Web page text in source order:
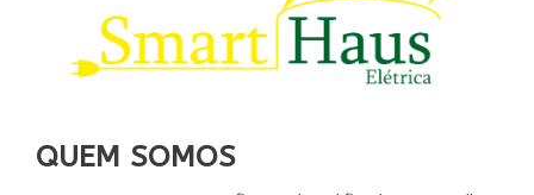
QUEM SOMOS